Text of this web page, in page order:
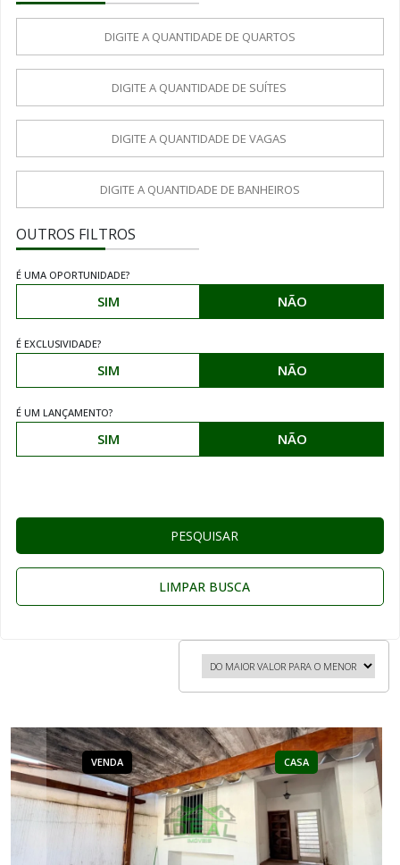
OUTROS FILTROS
É UMA OPORTUNIDADE?
SIM NÃO
É EXCLUSIVIDADE?
SIM NÃO
É UM LANÇAMENTO?
SIM NÃO
PESQUISAR
LIMPAR BUSCA
VENDA CASA